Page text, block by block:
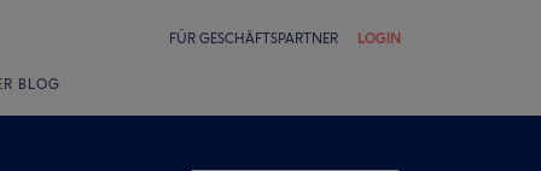
FÜR GESCHÄFTSPARTNER LOGIN
BLOG